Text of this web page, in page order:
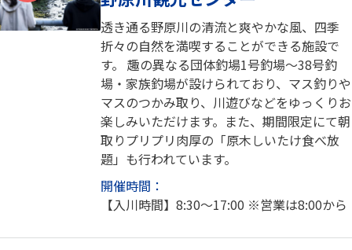
透き通る野原川の清流と爽やかな風、四季
折々の自然を満喫することができる施設で
す。 趣の異なる団体釣場1号釣場～38号釣
場・家族釣場が設けられており、マス釣りや
マスのつかみ取り、川遊びなどをゆっくりお
楽しみいただけます。また、期間限定にて朝
取りプリプリ肉厚の「原木しいたけ食べ放
題」も行われています。
開催時間：
【入川時間】8:30～17:00 ※営業は8:00から